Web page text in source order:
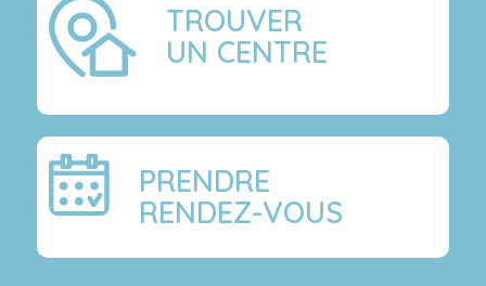
TROUVER
UN CENTRE
PRENDRE
RENDEZ-VOUS